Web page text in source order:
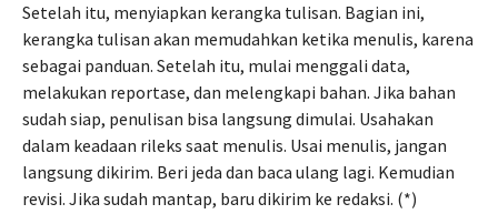
Setelah itu, menyiapkan kerangka tulisan. Bagian ini,
kerangka tulisan akan memudahkan ketika menulis, karena
sebagai panduan. Setelah itu, mulai menggali data,
melakukan reportase, dan melengkapi bahan. Jika bahan
sudah siap, penulisan bisa langsung dimulai. Usahakan
dalam keadaan rileks saat menulis. Usai menulis, jangan
langsung dikirim. Beri jeda dan baca ulang lagi. Kemudian
revisi. Jika sudah mantap, baru dikirim ke redaksi. (*)